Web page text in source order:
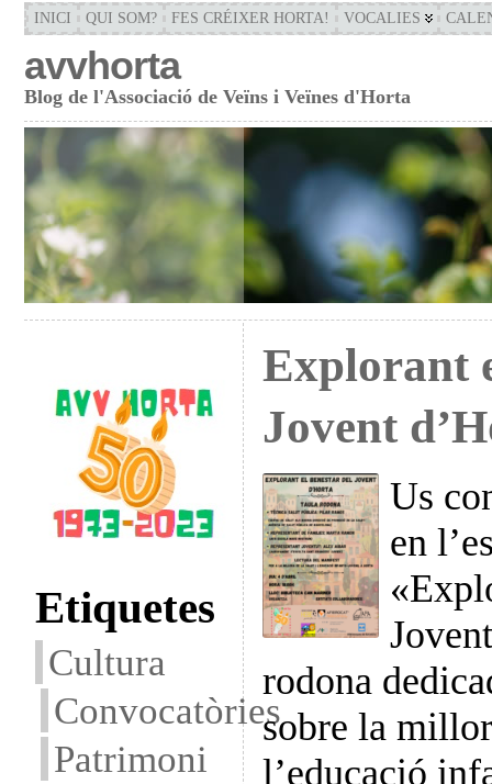
INICI QUI SOM? FES CRÉIXER HORTA! VOCALIES
avvhorta
Blog de l'Associació de Veïns i Veïnes d'Horta
Etiquetes
Cultura
Convocatòries
Patrimoni
Explorant
Jovent
Us
en
rodona
sobre la
l’educació